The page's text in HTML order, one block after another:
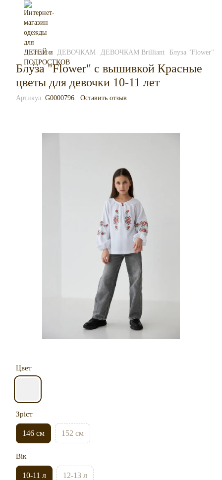
Каталог ДЕВОЧКАМ ДЕВОЧКАМ Brilliant Блуза "Flower" с
Блуза "Flower" с вышивкой Красные
цветы для девочки 10-11 лет
Артикул: G0000796 Оставить отзыв
Цвет
Зріст
146 см 152 см
Вік
10-11 л 12-13 л